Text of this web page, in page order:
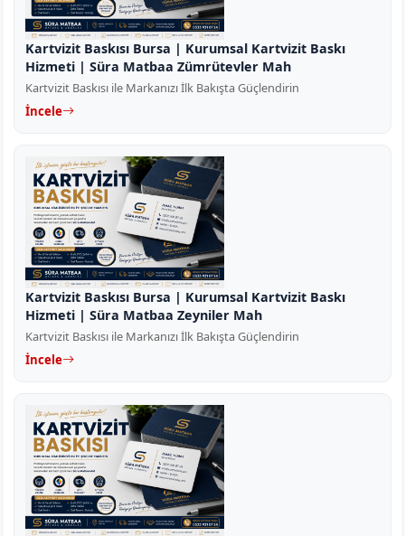
Kartvizit Baskısı Bursa | Kurumsal Kartvizit Baskı
Hizmeti | Süra Matbaa Zümrütevler Mah
Kartvizit Baskısı ile Markanızı İlk Bakışta Güçlendirin
İncele
Kartvizit Baskısı Bursa | Kurumsal Kartvizit Baskı
Hizmeti | Süra Matbaa Zeyniler Mah
Kartvizit Baskısı ile Markanızı İlk Bakışta Güçlendirin
İncele